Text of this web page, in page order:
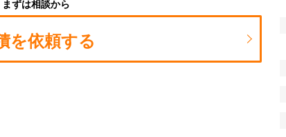
まずは相談から
を依頼する